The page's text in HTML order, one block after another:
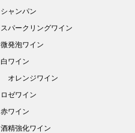
シャンパン
スパークリングワイン
微発泡ワイン
白ワイン
オレンジワイン
ロゼワイン
赤ワイン
酒精強化ワイン